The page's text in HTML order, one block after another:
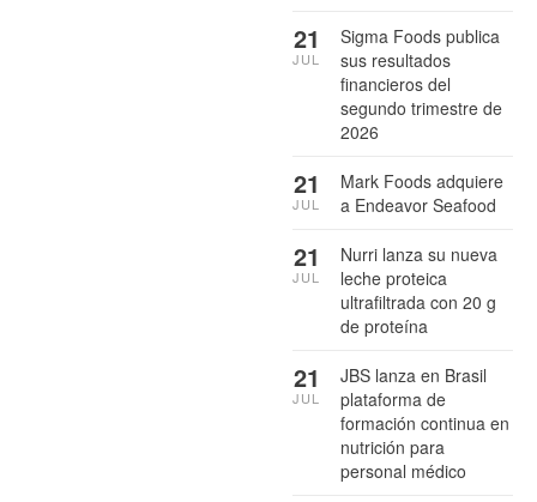
Sigma Foods publica
sus resultados
financieros del
segundo trimestre de
2026
21
JUL
Mark Foods adquiere
a Endeavor Seafood
21
JUL
Nurri lanza su nueva
leche proteica
ultrafiltrada con 20 g
de proteína
21
JUL
JBS lanza en Brasil
plataforma de
formación continua en
nutrición para
personal médico
21
JUL